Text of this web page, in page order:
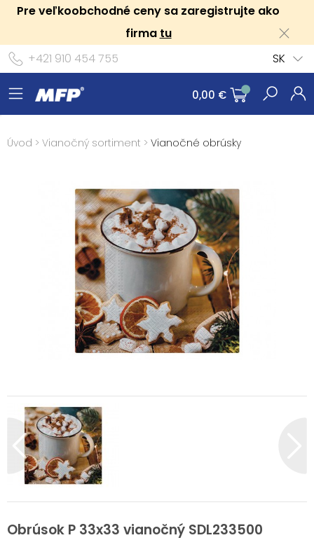
Pre veľkoobchodné ceny sa zaregistrujte ako
firma tu
+421 910 454 755
SK
0,00 €
Úvod > Vianočný sortiment > Vianočné obrúsky
Obrúsok P 33x33 vianočný SDL233500